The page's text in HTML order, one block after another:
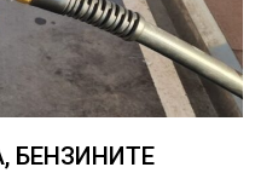
БЕНЗИНИТЕ